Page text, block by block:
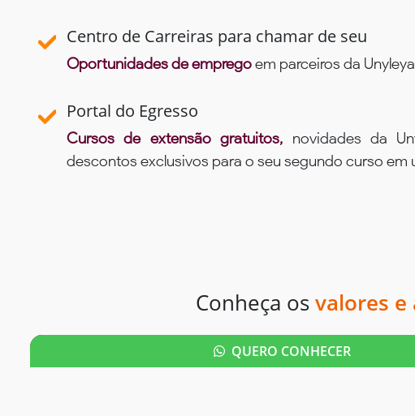
Centro de Carreiras para chamar de seu
Oportunidades de empregoem parceiros da
Portal do Egresso
Cursos de extensão gratuitos, novidades da
descontos exclusivos para o seu segundo curso
Conheça os valores e
QUERO CONHECER